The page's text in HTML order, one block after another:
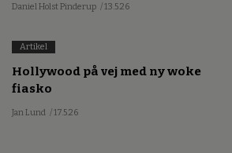
Daniel Holst Pinderup / 13.5.26
Artikel
Hollywood på vej med ny woke
fiasko
Jan Lund / 17.5.26